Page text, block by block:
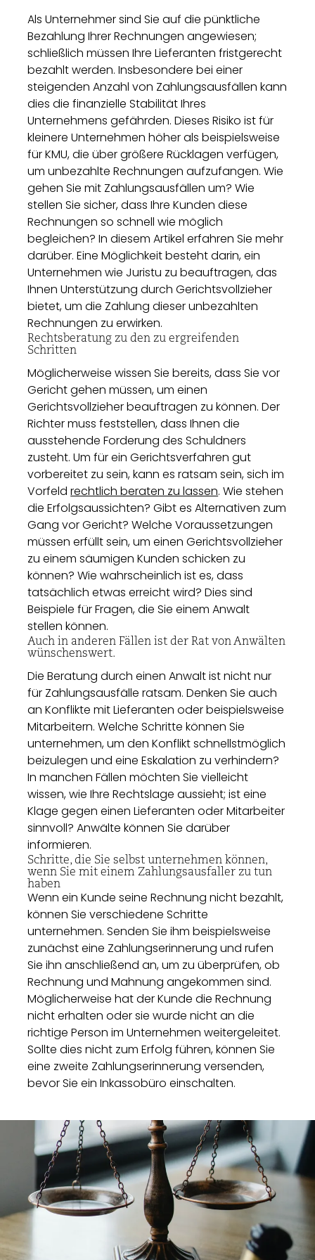
Als Unternehmer sind Sie auf die pünktliche
Bezahlung Ihrer Rechnungen angewiesen;
schließlich müssen Ihre Lieferanten fristgerecht
bezahlt werden. Insbesondere bei einer
steigenden Anzahl von Zahlungsausfällen kann
dies die finanzielle Stabilität Ihres
Unternehmens gefährden. Dieses Risiko ist für
kleinere Unternehmen höher als beispielsweise
für KMU, die über größere Rücklagen verfügen,
um unbezahlte Rechnungen aufzufangen. Wie
gehen Sie mit Zahlungsausfällen um? Wie
stellen Sie sicher, dass Ihre Kunden diese
Rechnungen so schnell wie möglich
begleichen? In diesem Artikel erfahren Sie mehr
darüber. Eine Möglichkeit besteht darin, ein
Unternehmen wie Juristu zu beauftragen, das
Ihnen Unterstützung durch Gerichtsvollzieher
bietet, um die Zahlung dieser unbezahlten
Rechnungen zu erwirken.
Rechtsberatung zu den zu ergreifenden
Schritten
Möglicherweise wissen Sie bereits, dass Sie vor
Gericht gehen müssen, um einen
Gerichtsvollzieher beauftragen zu können. Der
Richter muss feststellen, dass Ihnen die
ausstehende Forderung des Schuldners
zusteht. Um für ein Gerichtsverfahren gut
vorbereitet zu sein, kann es ratsam sein, sich im
Vorfeldrechtlich beraten zu lassen. Wie stehen
die Erfolgsaussichten? Gibt es Alternativen zum
Gang vor Gericht? Welche Voraussetzungen
müssen erfüllt sein, um einen Gerichtsvollzieher
zu einem säumigen Kunden schicken zu
können? Wie wahrscheinlich ist es, dass
tatsächlich etwas erreicht wird? Dies sind
Beispiele für Fragen, die Sie einem Anwalt
stellen können.
Auch in anderen Fällen ist der Rat von Anwälten
wünschenswert.
Die Beratung durch einen Anwalt ist nicht nur
für Zahlungsausfälle ratsam. Denken Sie auch
an Konflikte mit Lieferanten oder beispielsweise
Mitarbeitern. Welche Schritte können Sie
unternehmen, um den Konflikt schnellstmöglich
beizulegen und eine Eskalation zu verhindern?
In manchen Fällen möchten Sie vielleicht
wissen, wie Ihre Rechtslage aussieht; ist eine
Klage gegen einen Lieferanten oder Mitarbeiter
sinnvoll? Anwälte können Sie darüber
informieren.
Schritte, die Sie selbst unternehmen können,
wenn Sie mit einem Zahlungsausfaller zu tun
haben
Wenn ein Kunde seine Rechnung nicht bezahlt,
können Sie verschiedene Schritte
unternehmen. Senden Sie ihm beispielsweise
zunächst eine Zahlungserinnerung und rufen
Sie ihn anschließend an, um zu überprüfen, ob
Rechnung und Mahnung angekommen sind.
Möglicherweise hat der Kunde die Rechnung
nicht erhalten oder sie wurde nicht an die
richtige Person im Unternehmen weitergeleitet.
Sollte dies nicht zum Erfolg führen, können Sie
eine zweite Zahlungserinnerung versenden,
bevor Sie ein Inkassobüro einschalten.